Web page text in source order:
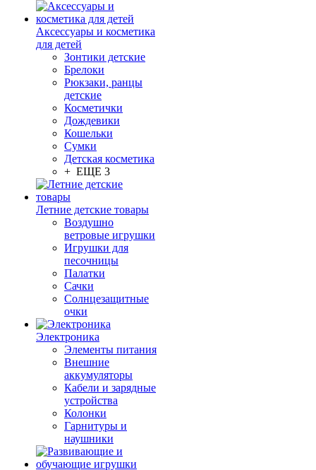
Аксессуары и косметика
для детей
Зонтики детские
Брелоки
Рюкзаки, ранцы
детские
Косметички
Дождевики
Кошельки
Сумки
Детская косметика
+ ЕЩЕ 3
Летние детские товары
Воздушно
ветровые игрушки
Игрушки для
песочницы
Палатки
Сачки
Солнцезащитные
очки
Электроника
Элементы питания
Внешние
аккумуляторы
Кабели и зарядные
устройства
Колонки
Гарнитуры и
наушники